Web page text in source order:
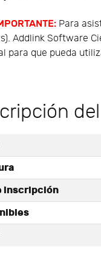
Para
Addlink Software
para que pueda
inscripción